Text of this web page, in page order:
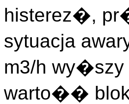
histerez�,
sytuacja
m3/h wy�szy
warto��